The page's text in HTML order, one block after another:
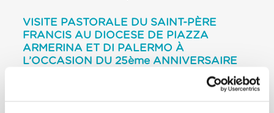
VISITE PASTORALE DU SAINT-PÈRE
FRANCIS AU DIOCESE DE PIAZZA
ARMERINA ET DI PALERMO À
L’OCCASION DU 25ème ANNIVERSAIRE
DE LA MORT DEL BEATO PINO PUGLISI